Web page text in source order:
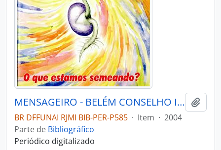
MENSAGEIRO - BELÉM CONSELHO INDIGENISTA MISSIONÁRIO - 2004 - Nº148
BR DFFUNAI RJMI BIB-PER-P585 · Item · 2004
Parte de Bibliográfico
Periódico digitalizado